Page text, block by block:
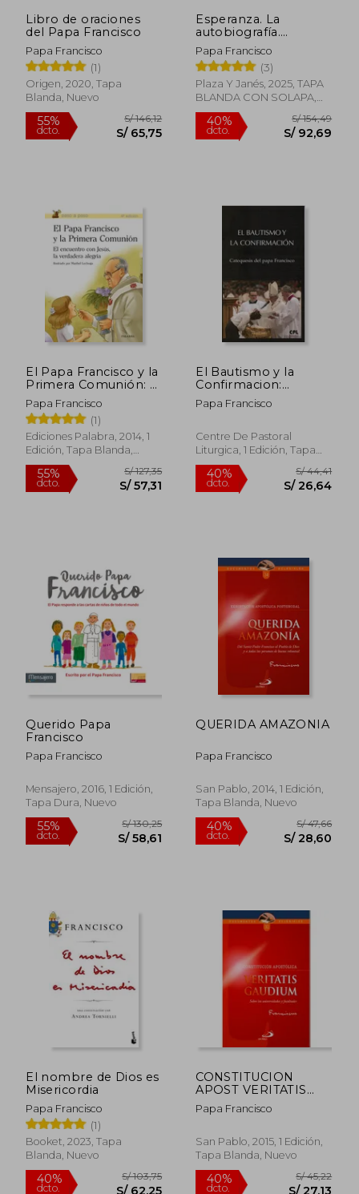
Libro de oraciones
del Papa Francisco
Papa Francisco
(1)
Origen, 2020, Tapa
Blanda, Nuevo
55%
dcto. S/ 65,75
Esperanza. La
autobiografía.
Memorias del Papa
Francisco
Papa Francisco
(3)
Plaza Y Janés, 2025, TAPA
BLANDA CON SOLAPA,
Nuevo
El Papa Francisco y la
Primera Comunión: El
Encuentro con Jesús,
la Verdadera Alegría
Papa Francisco
(1)
Ediciones Palabra, 2014, 1
Edición, Tapa Blanda,
Nuevo
dcto. S/ 57,31
El Bautismo y la
Confirmacion:
Catequesis del Papa
Francisco
Papa Francisco
Centre De Pastoral
Liturgica, 1 Edición, Tapa
Blanda, Nuevo
40%
dcto.
Querido Papa
Francisco
Papa Francisco
Mensajero, 2016, 1 Edición,
Tapa Dura, Nuevo
QUERIDA AMAZONIA
Papa Francisco
San Pablo, 2014, 1 Edición,
Tapa Blanda, Nuevo
El nombre de Dios es
Misericordia
Papa Francisco
(1)
Booket, 2023, Tapa
Blanda, Nuevo
CONSTITUCION
APOST VERITATIS
GAUDIUM
Papa Francisco
San Pablo, 2015, 1 Edición,
Tapa Blanda, Nuevo